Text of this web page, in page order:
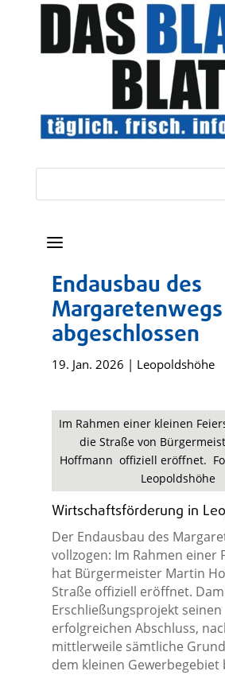
a
Endausbau des
abgeschlossen
19. Jan. 2026 | Leopoldshöhe
Im Rahmen einer kleinen
die Straße von
Hoffmann offiziell eröffnet.
Leopoldshöhe
Wirtschaftsförderung in
Der Endausbau des
vollzogen: Im Rahmen einer
hat Bürgermeister Martin
Straße offiziell eröffnet.
Erschließungsprojekt seinen
erfolgreichen Abschluss,
mittlerweile sämtliche
dem kleinen Gewerbegebiet